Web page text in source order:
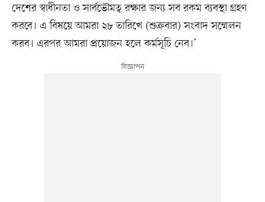
দেশের স্বাধীনতা ও সার্বভৌমত্ব রক্ষার জন্য সব রকম ব্যবস্থা গ্রহণ
করবে। এ বিষয়ে আমরা ২৮ তারিখে (শুক্রবার) সংবাদ সম্মেলন
করব। এরপর আমরা প্রয়োজন হলে কর্মসূচি নেব।’